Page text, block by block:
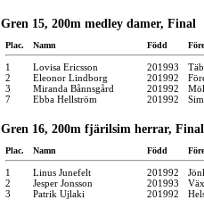
Gren 15, 200m medley damer, Final
Plac. Namn Född
1 Lovisa Ericsson 201993
2
Eleonor Lindborg 201992
3
Miranda Bånnsgård 201992
7
Ebba Hellström 201992
Gren 16, 200m fjärilsim herrar, Final
Plac. Namn Född
1 Linus Junefelt 201992
2
Jesper Jonsson 201993
3
Patrik Ujlaki 201992